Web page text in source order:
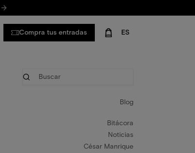
Compra tus entradas ES
Blog
Bitácora
Noticias
César Manrique